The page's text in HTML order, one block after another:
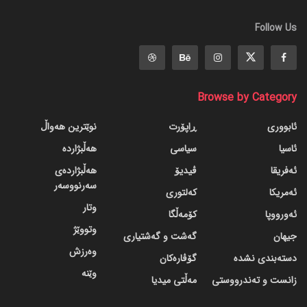
Follow Us
Browse by Category
ئابووری
ئاسیا
ئەفریقا
ئەمریکا
ئەورووپا
جیهان
دسته‌بندی نشده
زانست و تەندرووستی
ڕاپۆرت
سیاسی
ڤیدیۆ
کەلتوری
کۆمەڵگا
گه‌شت و گه‌شتیاری
گۆڤاره‌کان
مەڵتی میدیا
نوێترین هەواڵ
هەڵبژاردە
هەڵبژاردەی
سەرنووسەر
وتار
وتووێژ
وەرزش
وێنە